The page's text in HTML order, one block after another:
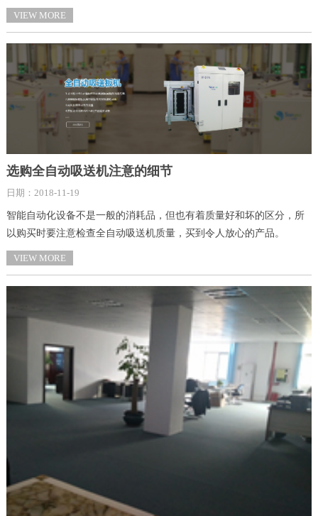
VIEW MORE
选购全自动吸送机注意的细节
日期：2018-11-19
智能自动化设备不是一般的消耗品，但也有着质量好和坏的区分，所
以购买时要注意检查全自动吸送机质量，买到令人放心的产品。
VIEW MORE